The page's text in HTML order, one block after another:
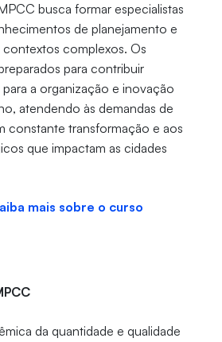
busca formar especialistas
de planejamento e
contextos complexos. Os
para contribuir
a organização e inovação
atendendo às demandas de
constante transformação e aos
que impactam as cidades
mais sobre o curso
da quantidade e qualidade